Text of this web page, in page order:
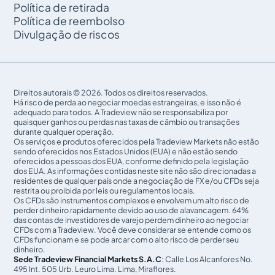
Política de retirada
Política de reembolso
Divulgação de riscos
Direitos autorais © 2026. Todos os direitos reservados.
Há risco de perda ao negociar moedas estrangeiras, e isso não é
adequado para todos. A Tradeview não se responsabiliza por
quaisquer ganhos ou perdas nas taxas de câmbio ou transações
durante qualquer operação.
Os serviços e produtos oferecidos pela Tradeview Markets não estão
sendo oferecidos nos Estados Unidos (EUA) e não estão sendo
oferecidos a pessoas dos EUA, conforme definido pela legislação
dos EUA. As informações contidas neste site não são direcionadas a
residentes de qualquer país onde a negociação de FX e/ou CFDs seja
restrita ou proibida por leis ou regulamentos locais.
Os CFDs são instrumentos complexos e envolvem um alto risco de
perder dinheiro rapidamente devido ao uso de alavancagem. 64%
das contas de investidores de varejo perdem dinheiro ao negociar
CFDs com a Tradeview. Você deve considerar se entende como os
CFDs funcionam e se pode arcar com o alto risco de perder seu
dinheiro.
Sede Tradeview Financial Markets S.A.C: Calle Los Alcanfores No.
495 Int. 505 Urb. Leuro Lima. Lima, Miraflores.